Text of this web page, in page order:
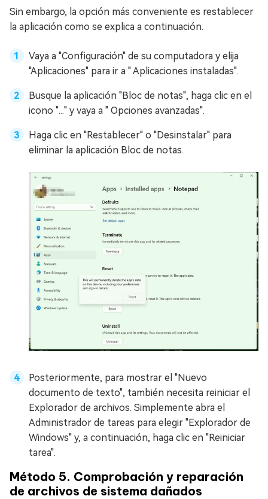
Sin embargo, la opción más conveniente es restablecer
la aplicación como se explica a continuación.
Vaya a "Configuración" de su computadora y elija
"Aplicaciones" para ir a " Aplicaciones instaladas".
Busque la aplicación "Bloc de notas", haga clic en el
icono "..." y vaya a " Opciones avanzadas".
Haga clic en "Restablecer" o "Desinstalar" para
eliminar la aplicación Bloc de notas.
Posteriormente, para mostrar el "Nuevo
documento de texto", también necesita reiniciar el
Explorador de archivos. Simplemente abra el
Administrador de tareas para elegir "Explorador de
Windows" y, a continuación, haga clic en "Reiniciar
tarea".
Método 5. Comprobación y reparación
de archivos de sistema dañados